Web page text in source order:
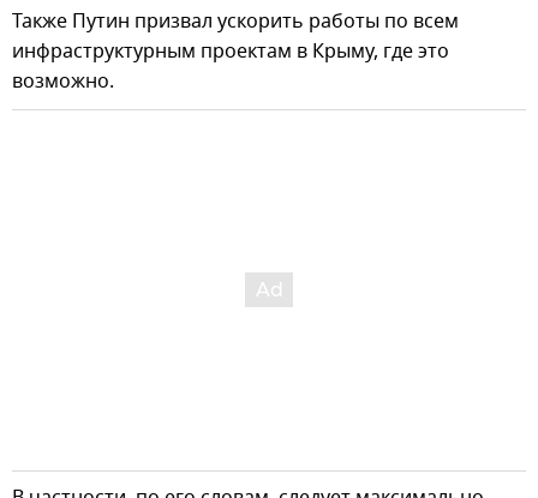
Также Путин призвал ускорить работы по всем
инфраструктурным проектам в Крыму, где это
возможно.